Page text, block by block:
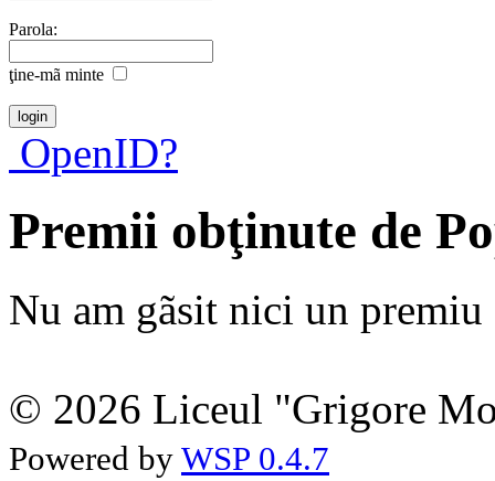
Parola:
ţine-mã minte
OpenID?
Premii obţinute de
Nu am gãsit nici un premiu
© 2026 Liceul "Grigore
Powered by WSP 0.4.7